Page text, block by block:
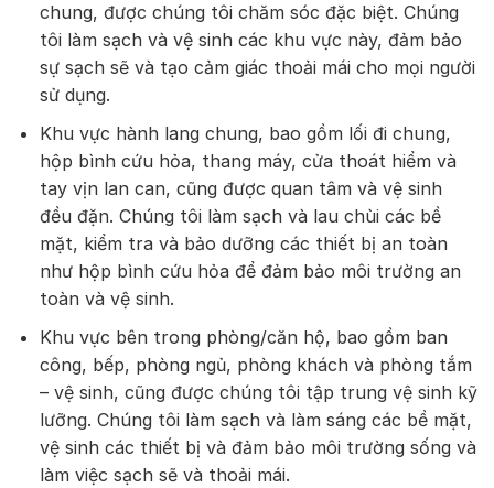
chung, được chúng tôi chăm sóc đặc biệt. Chúng
tôi làm sạch và vệ sinh các khu vực này, đảm bảo
sự sạch sẽ và tạo cảm giác thoải mái cho mọi người
sử dụng.
Khu vực hành lang chung, bao gồm lối đi chung,
hộp bình cứu hỏa, thang máy, cửa thoát hiểm và
tay vịn lan can, cũng được quan tâm và vệ sinh
đều đặn. Chúng tôi làm sạch và lau chùi các bề
mặt, kiểm tra và bảo dưỡng các thiết bị an toàn
như hộp bình cứu hỏa để đảm bảo môi trường an
toàn và vệ sinh.
Khu vực bên trong phòng/căn hộ, bao gồm ban
công, bếp, phòng ngủ, phòng khách và phòng tắm
– vệ sinh, cũng được chúng tôi tập trung vệ sinh kỹ
lưỡng. Chúng tôi làm sạch và làm sáng các bề mặt,
vệ sinh các thiết bị và đảm bảo môi trường sống và
làm việc sạch sẽ và thoải mái.